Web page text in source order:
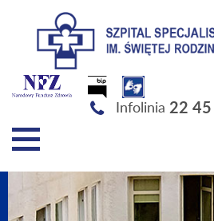
Szpital Specjalistyczny im.
Infolinia 22